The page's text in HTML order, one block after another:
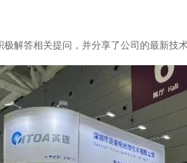
解答相关提问，并分享了公司的最新技